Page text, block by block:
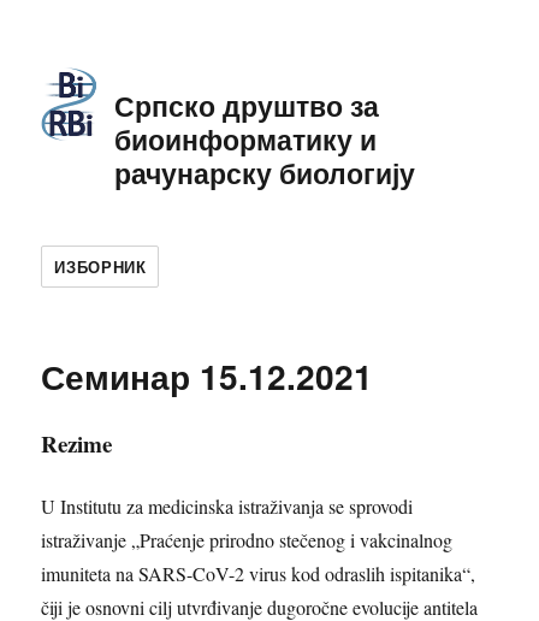
Српско друштво за
биоинформатику и
рачунарску биологију
ИЗБОРНИК
Семинар 15.12.2021
Rezime
U Institutu za medicinska istraživanja se sprovodi
istraživanje „Praćenje prirodno stečenog i vakcinalnog
imuniteta na SARS-CoV-2 virus kod odraslih ispitanika“,
čiji je osnovni cilj utvrđivanje dugoročne evolucije antitela